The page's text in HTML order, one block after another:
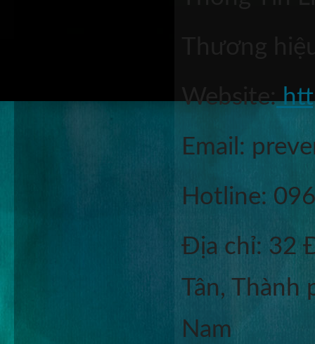
Website:
Email:
Hotline:
Địa chỉ: 32
Tân, Thành
Nam